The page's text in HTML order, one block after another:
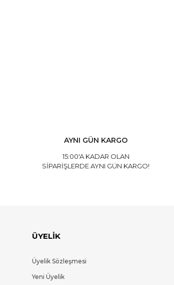
Gönder
AYNI GÜN KARGO
15:00'A KADAR OLAN
SİPARİŞLERDE AYNI GÜN KARGO!
ÜYELİK
Üyelik Sözleşmesi
Yeni Üyelik